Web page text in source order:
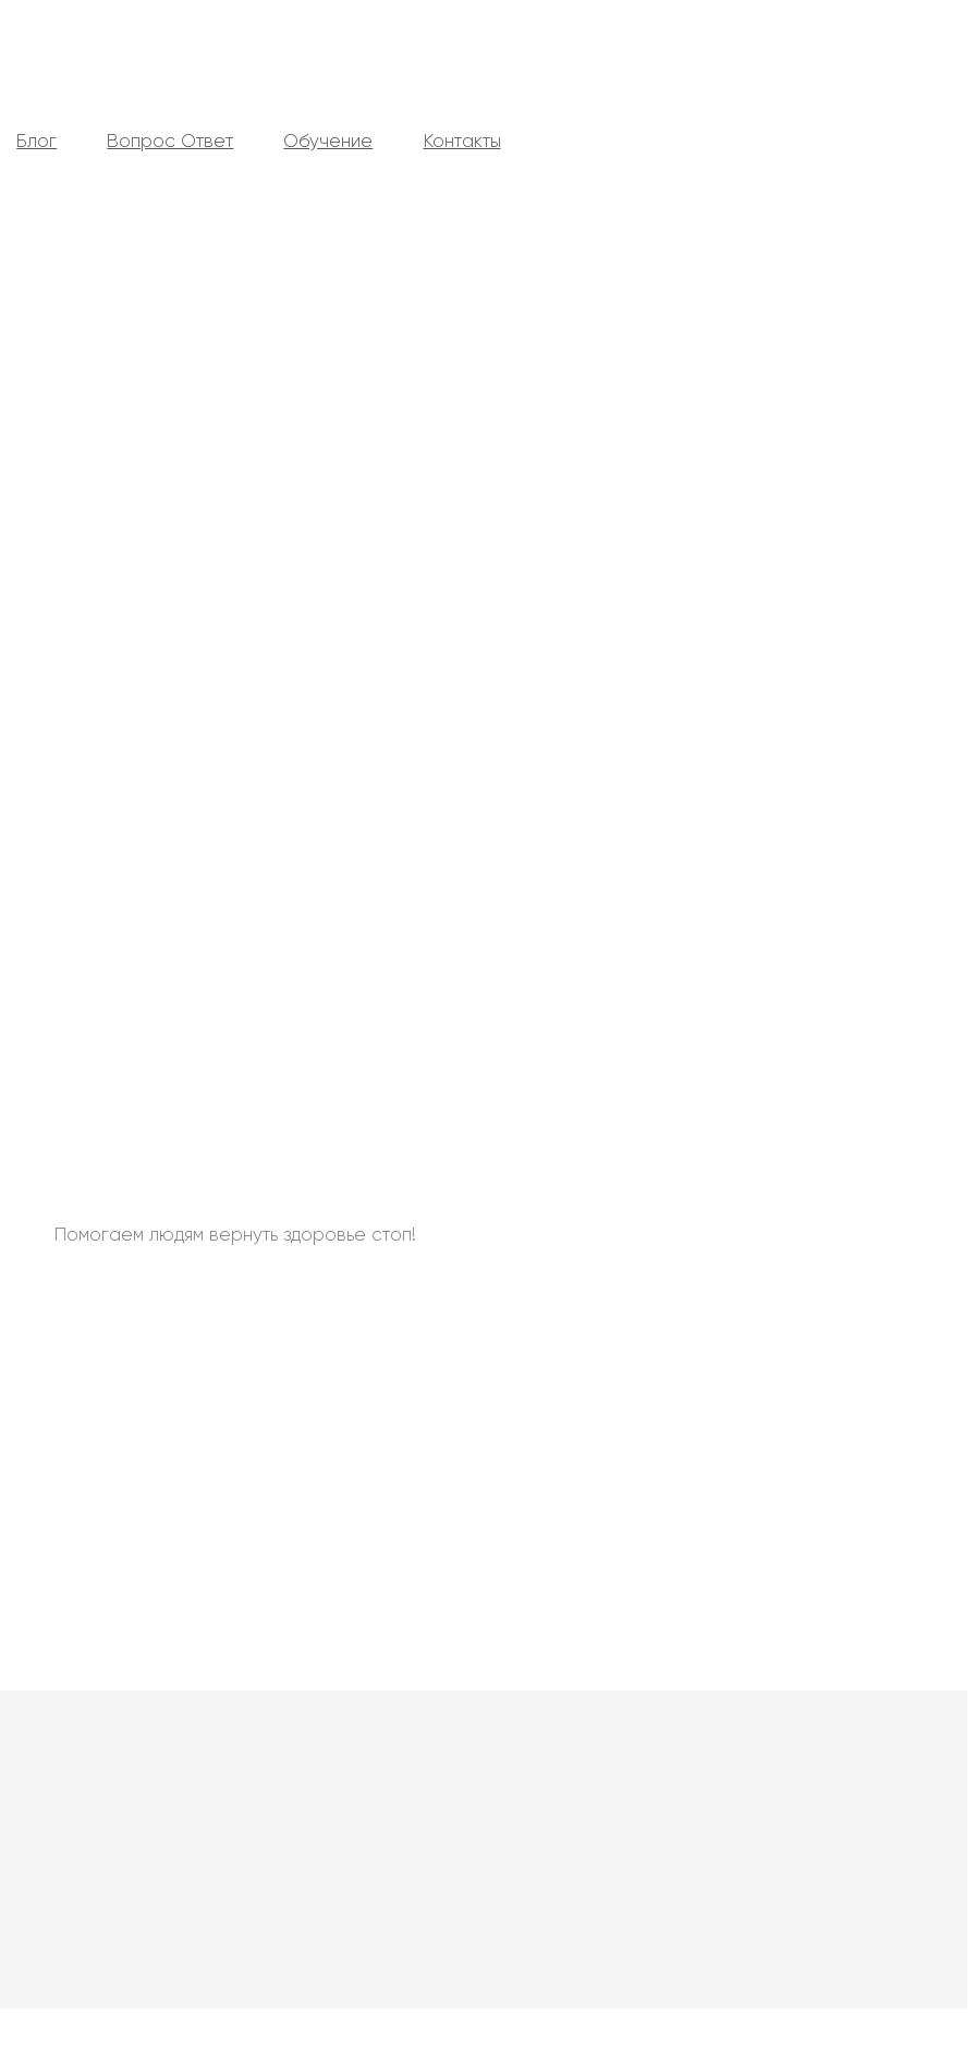
Помогаем людям вернуть здоровье стоп!
Блог Вопрос Ответ Обучение Контакты